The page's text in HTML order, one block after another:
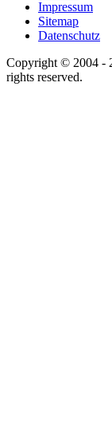
Impressum
Sitemap
Datenschutz
Copyright © 2004 -
rights reserved.